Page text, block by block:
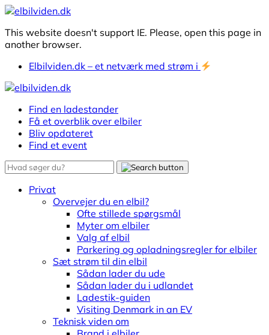
This website doesn't support IE. Please, open this page in
another browser.
Elbilviden.dk – et netværk med strøm i
Find en ladestander
Få et overblik over elbiler
Bliv opdateret
Find et event
Privat
Overvejer du en elbil?
Ofte stillede spørgsmål
Myter om elbiler
Valg af elbil
Parkering og opladningsregler for elbiler
Sæt strøm til din elbil
Sådan lader du ude
Sådan lader du i udlandet
Ladestik-guiden
Visiting Denmark in an EV
Teknisk viden om